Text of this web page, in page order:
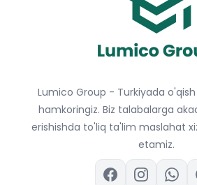
Lumico Group - Turkiyada
hamkoringiz. Biz talabalarga
erishishda to'liq ta'lim maslahat
etamiz.